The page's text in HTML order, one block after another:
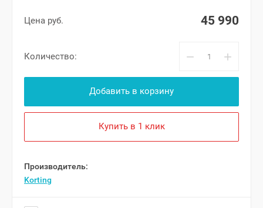
Цена руб. 45 990
Количество: − +
Добавить в корзину
Купить в 1 клик
Производитель:
Korting